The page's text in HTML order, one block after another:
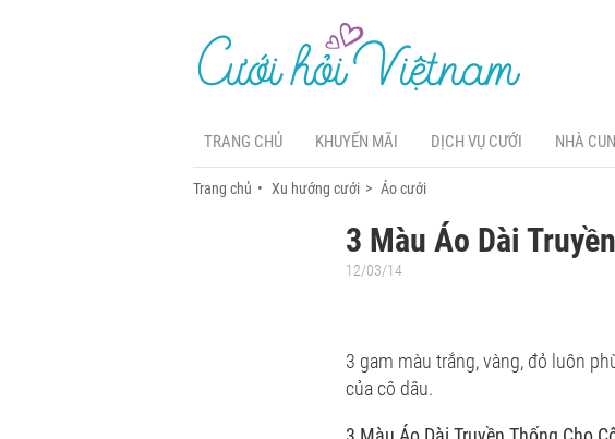
TRANG CHỦ KHUYẾN MÃI DỊCH VỤ CƯỚI NHÀ
Trang chủ Xu hướng cưới Áo cưới
3 Màu Áo Dài
12/03/14
3 gam màu trắng, vàng, đỏ luôn
của cô dâu.